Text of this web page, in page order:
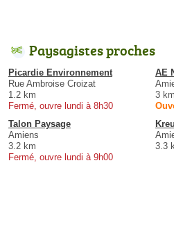
Paysagistes proches
Picardie Environnement
Rue Ambroise Croizat
1.2 km
Fermé, ouvre lundi à 8h30
AE
3 km
Talon Paysage
Amiens
3.2 km
Fermé, ouvre lundi à 9h00
3.3